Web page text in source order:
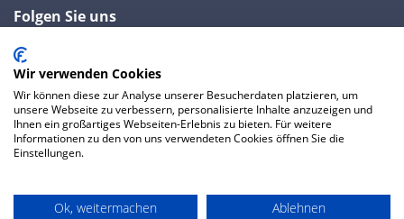
Folgen Sie uns
FAQ
Datenschutzerklärung AGB Preise
Wir verwenden Cookies
Wir können diese zur Analyse unserer Besucherdaten platzieren, um
unsere Webseite zu verbessern, personalisierte Inhalte anzuzeigen und
Ihnen ein großartiges Webseiten-Erlebnis zu bieten. Für weitere
Informationen zu den von uns verwendeten Cookies öffnen Sie die
Einstellungen.
Ok, weitermachen Ablehnen